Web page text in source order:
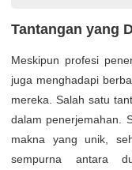
Tantangan yang
Meskipun profesi
juga menghadapi
mereka. Salah satu
dalam penerjemahan.
makna yang unik,
sempurna antara